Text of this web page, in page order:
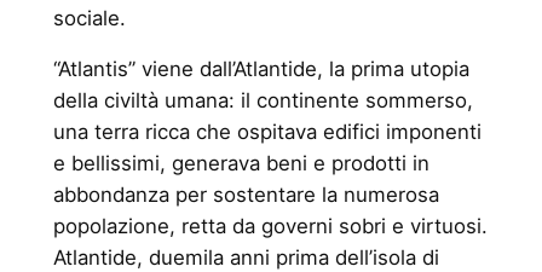
sociale.
“Atlantis” viene dall’Atlantide, la prima utopia
della civiltà umana: il continente sommerso,
una terra ricca che ospitava edifici imponenti
e bellissimi, generava beni e prodotti in
abbondanza per sostentare la numerosa
popolazione, retta da governi sobri e virtuosi.
Atlantide, duemila anni prima dell’isola di